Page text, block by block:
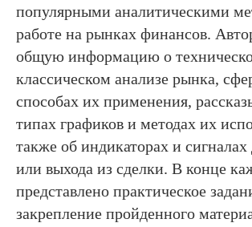
популярными аналитическими
работе на рынках финансов.
общую информацию о
классическом анализе рынка,
способах их применения,
типах графиков и методах их
также об индикаторах и сигналах
или выхода из сделки. В конце
представлено практическое
закрепление пройденного